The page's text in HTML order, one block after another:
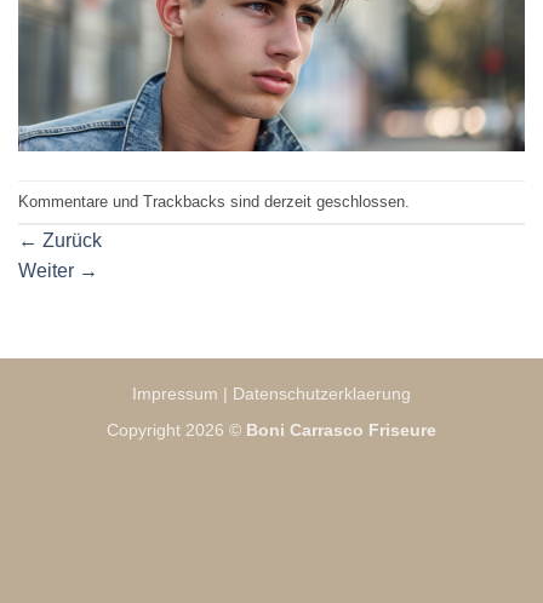
Kommentare und Trackbacks sind derzeit geschlossen.
← Zurück
Weiter →
Impressum | Datenschutzerklaerung
Copyright 2026 © Boni Carrasco Friseure